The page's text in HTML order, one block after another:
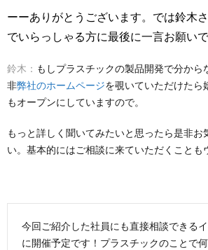
ーーありがとうございます。では鈴木
でいらっしゃる方に最後に一言お願い
鈴木： もしプラスチックの製品開発で分から
非弊社のホームページを覗いていただけたら
もオープンにしていますので。
もっと詳しく聞いてみたいと思ったら是非お
い。基本的にはご相談に来ていただくことも
今回ご紹介した社員にも直接相談できる
に開催予定です！プラスチックのことで